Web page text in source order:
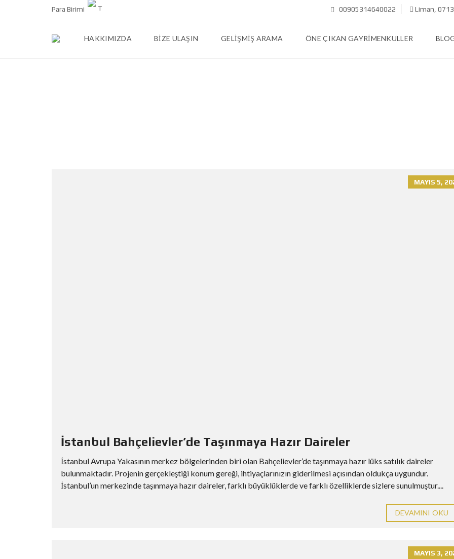
Para Birimi 00905314640022 Liman,
HAKKIMIZDA BIZE ULAŞIN GELIŞMIŞ ARAMA ÖNE ÇIKAN GAYRIMENKULLER
MAYIS 5,
İstanbul Bahçelievler’de Taşınmaya Hazır Daireler
İstanbul Avrupa Yakasının merkez bölgelerinden biri olan Bahçelievler’de taşınmaya hazır lüks satılık daireler
bulunmaktadır. Projenin gerçekleştiği konum gereği, ihtiyaçlarınızın giderilmesi açısından oldukça uygundur.
İstanbul’un merkezinde taşınmaya hazır daireler, farklı büyüklüklerde ve farklı özelliklerde sizlere sunulmuştur....
DEVAMINI OKU
MAYIS 3,